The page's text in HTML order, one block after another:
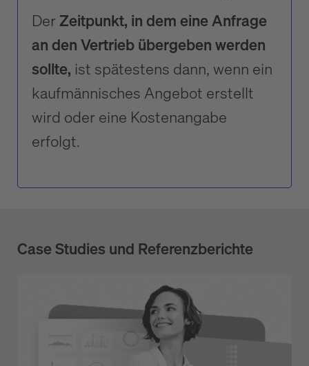
Der Zeitpunkt, in dem eine Anfrage
an den Vertrieb übergeben werden
sollte, ist spätestens dann, wenn ein
kaufmännisches Angebot erstellt
wird oder eine Kostenangabe
erfolgt.
Case Studies und Referenzberichte